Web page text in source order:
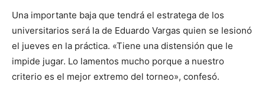
Una importante baja que tendrá el estratega de los
universitarios será la de Eduardo Vargas quien se lesionó
el jueves en la práctica. «Tiene una distensión que le
impide jugar. Lo lamentos mucho porque a nuestro
criterio es el mejor extremo del torneo», confesó.